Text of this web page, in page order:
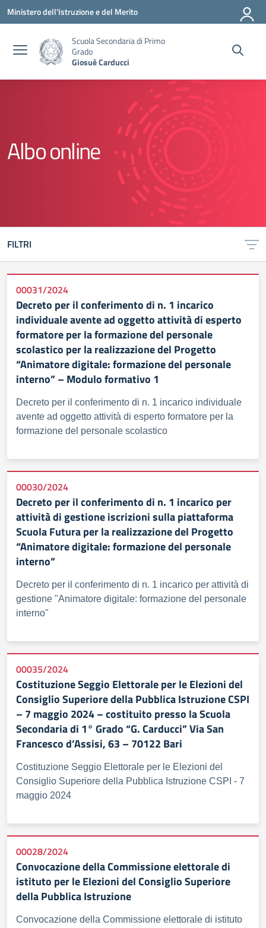
Ministero dell'Istruzione e del Merito
Scuola Secondaria di Primo
Grado
Giosuè Carducci
Albo online
FILTRI
00031/2024
Decreto per il conferimento di n. 1 incarico
individuale avente ad oggetto attività di esperto
formatore per la formazione del personale
scolastico per la realizzazione del Progetto
“Animatore digitale: formazione del personale
interno” – Modulo formativo 1
Decreto per il conferimento di n. 1 incarico individuale
avente ad oggetto attività di esperto formatore per la
formazione del personale scolastico
00030/2024
Decreto per il conferimento di n. 1 incarico per
attività di gestione iscrizioni sulla piattaforma
Scuola Futura per la realizzazione del Progetto
“Animatore digitale: formazione del personale
interno”
Decreto per il conferimento di n. 1 incarico per attività di
gestione "Animatore digitale: formazione del personale
interno"
00035/2024
Costituzione Seggio Elettorale per le Elezioni del
Consiglio Superiore della Pubblica Istruzione CSPI
– 7 maggio 2024 – costituito presso la Scuola
Secondaria di 1° Grado “G. Carducci” Via San
Francesco d’Assisi, 63 – 70122 Bari
Costituzione Seggio Elettorale per le Elezioni del
Consiglio Superiore della Pubblica Istruzione CSPI - 7
maggio 2024
00028/2024
Convocazione della Commissione elettorale di
istituto per le Elezioni del Consiglio Superiore
della Pubblica Istruzione
Convocazione della Commissione elettorale di istituto